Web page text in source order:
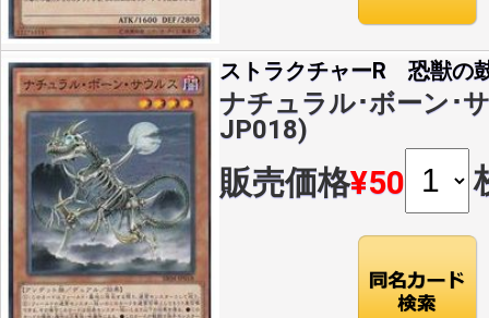
ストラクチャーR 恐獣の
ナチュラル･ボーン･
JP018)
販売価格¥50